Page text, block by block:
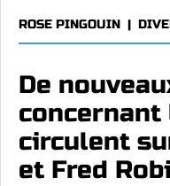
ROSE PINGOUIN |
De
circulent
et Fred